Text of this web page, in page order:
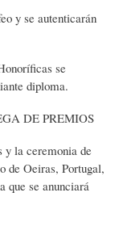
y se autenticarán
se
diploma.
DE PREMIOS
la ceremonia de
de Oeiras, Portugal,
que se anunciará